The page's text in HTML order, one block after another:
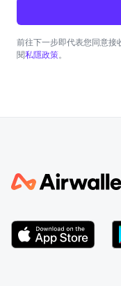
前往下一步即代表您同意接
閱私隱政策。